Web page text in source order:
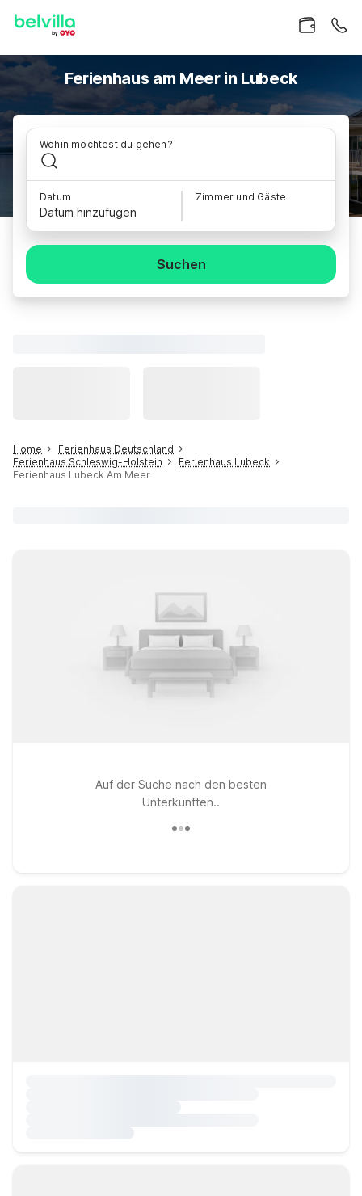
Ferienhaus am Meer in Lubeck
Wohin möchtest du gehen?
Datum
Datum hinzufügen
Zimmer und Gäste
Suchen
Home
Ferienhaus Deutschland
Ferienhaus Schleswig-Holstein
Ferienhaus Lubeck
Ferienhaus Lubeck Am Meer
Auf der Suche nach den besten
Unterkünften..